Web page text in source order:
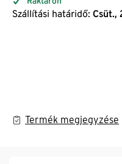
Szállítási határidő: Csüt.,
Termék megjegyzése